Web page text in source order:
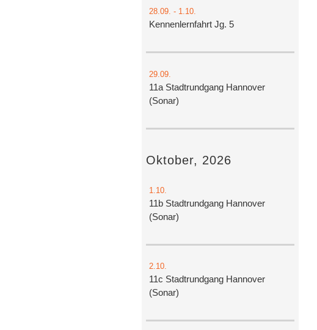
28.09. - 1.10.
Kennenlernfahrt Jg. 5
29.09.
11a Stadtrundgang Hannover
(Sonar)
Oktober, 2026
1.10.
11b Stadtrundgang Hannover
(Sonar)
2.10.
11c Stadtrundgang Hannover
(Sonar)